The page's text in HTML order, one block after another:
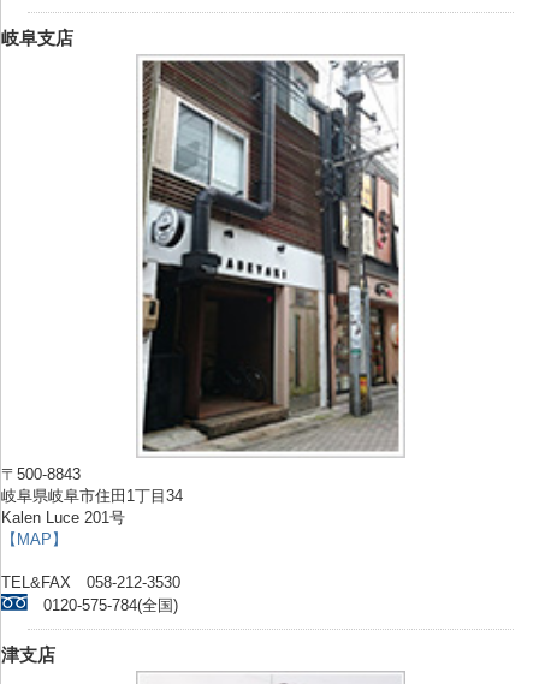
岐阜支店
〒500-8843
岐阜県岐阜市住田1丁目34
Kalen Luce 201号
【MAP】
TEL&FAX 058-212-3530
0120-575-784(全国)
津支店